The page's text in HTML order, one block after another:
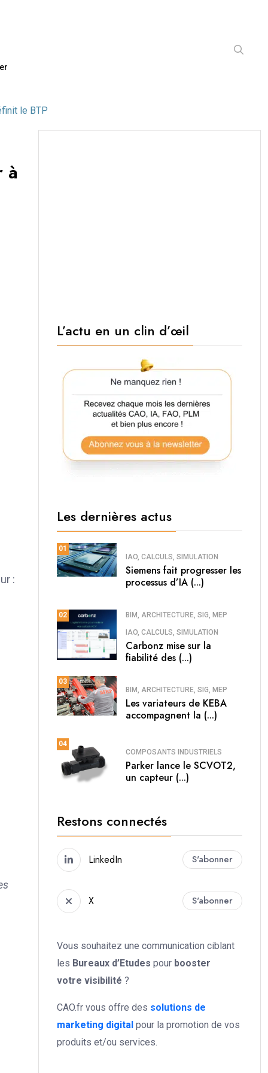
le BTP
à
:
L’actu en un clin d’œil
Les dernières actus
01
IAO, CALCULS, SIMULATION
Siemens fait progresser les
processus d’IA (...)
02 BIM, ARCHITECTURE, SIG, MEP
IAO, CALCULS, SIMULATION
Carbonz mise sur la
fiabilité des (...)
03
BIM, ARCHITECTURE, SIG, MEP
Les variateurs de KEBA
accompagnent la (...)
04
COMPOSANTS INDUSTRIELS
Parker lance le SCVOT2,
un capteur (...)
Restons connectés
LinkedIn S'abonner
X S'abonner
Vous souhaitez une communication ciblant
les Bureaux d’Etudes pour booster
votre visibilité ?
CAO.fr vous offre des solutions de
marketing digital pour la promotion de vos
produits et/ou services.